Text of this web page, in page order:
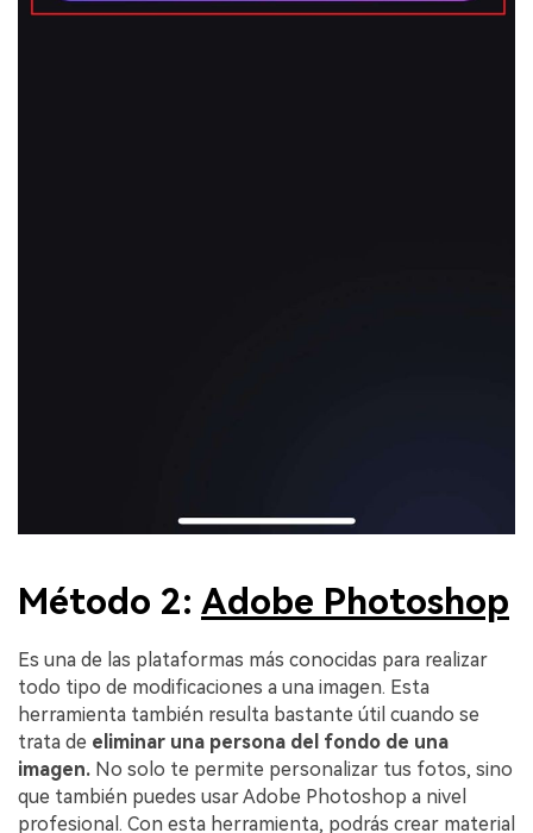
Método 2: Adobe Photoshop
Es una de las plataformas más conocidas para realizar
todo tipo de modificaciones a una imagen. Esta
herramienta también resulta bastante útil cuando se
trata de eliminar una persona del fondo de una
imagen. No solo te permite personalizar tus fotos, sino
que también puedes usar Adobe Photoshop a nivel
profesional. Con esta herramienta, podrás crear material